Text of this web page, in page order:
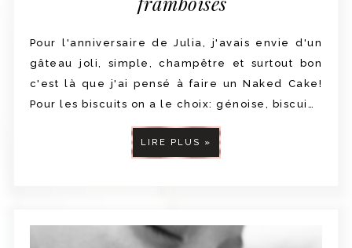
Pour l'anniversaire de Julia, j'avais envie d'un
gâteau joli, simple, champêtre et surtout bon
c'est là que j'ai pensé à faire un Naked Cake!
Pour les biscuits on a le choix: génoise, biscui…
LIRE PLUS »